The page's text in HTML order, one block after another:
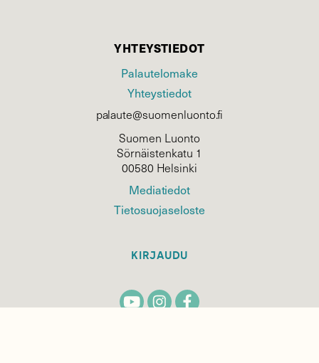
YHTEYSTIEDOT
Palautelomake
Yhteystiedot
palaute@suomenluonto.fi
Suomen Luonto
Sörnäistenkatu 1
00580 Helsinki
Mediatiedot
Tietosuojaseloste
KIRJAUDU